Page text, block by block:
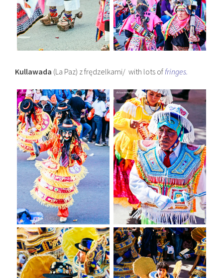
Kullawada (La Paz) z frędzelkami/ with lots offringes.